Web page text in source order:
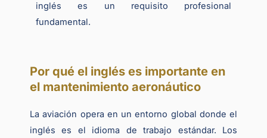
inglés es un requisito profesional
fundamental.
Por qué el inglés es importante en
el mantenimiento aeronáutico
La aviación opera en un entorno global donde el
inglés es el idioma de trabajo estándar. Los